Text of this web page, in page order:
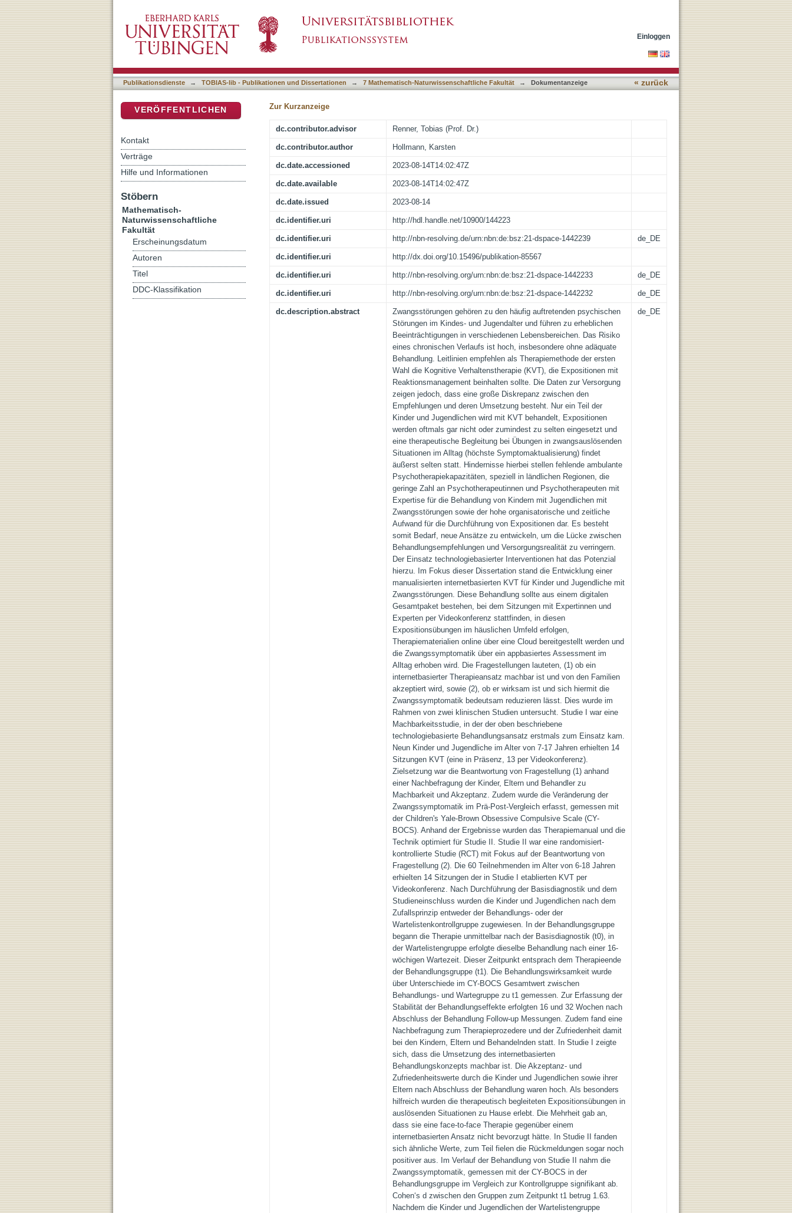
Einloggen
Publikationsdienste → TOBIAS-lib - Publikationen und Dissertationen → 7 Mathematisch-Naturwissenschaftliche Fakultät → Dokumentanzeige « zurück
Zur Kurzanzeige
dc.contributor.advisor Renner, Tobias (Prof. Dr.)
dc.contributor.author Hollmann, Karsten
dc.date.accessioned 2023-08-14T14:02:47Z
dc.date.available 2023-08-14T14:02:47Z
dc.date.issued 2023-08-14
dc.identifier.uri http://hdl.handle.net/10900/144223
dc.identifier.uri http://nbn-resolving.de/urn:nbn:de:bsz:21-dspace-1442239 de_DE
dc.identifier.uri http://dx.doi.org/10.15496/publikation-85567
dc.identifier.uri http://nbn-resolving.org/urn:nbn:de:bsz:21-dspace-1442233 de_DE
dc.identifier.uri http://nbn-resolving.org/urn:nbn:de:bsz:21-dspace-1442232 de_DE
dc.description.abstract
Zwangsstörungen gehören zu den häufig auftretenden psychischen
Störungen im Kindes- und Jugendalter und führen zu erheblichen
Beeinträchtigungen in verschiedenen Lebensbereichen. Das Risiko
eines chronischen Verlaufs ist hoch, insbesondere ohne adäquate
Behandlung. Leitlinien empfehlen als Therapiemethode der ersten
Wahl die Kognitive Verhaltenstherapie (KVT), die Expositionen mit
Reaktionsmanagement beinhalten sollte. Die Daten zur Versorgung
zeigen jedoch, dass eine große Diskrepanz zwischen den
Empfehlungen und deren Umsetzung besteht. Nur ein Teil der
Kinder und Jugendlichen wird mit KVT behandelt, Expositionen
werden oftmals gar nicht oder zumindest zu selten eingesetzt und
eine therapeutische Begleitung bei Übungen in zwangsauslösenden
Situationen im Alltag (höchste Symptomaktualisierung) findet
äußerst selten statt. Hindernisse hierbei stellen fehlende ambulante
Psychotherapiekapazitäten, speziell in ländlichen Regionen, die
geringe Zahl an Psychotherapeutinnen und Psychotherapeuten mit
Expertise für die Behandlung von Kindern mit Jugendlichen mit
Zwangsstörungen sowie der hohe organisatorische und zeitliche
Aufwand für die Durchführung von Expositionen dar. Es besteht
somit Bedarf, neue Ansätze zu entwickeln, um die Lücke zwischen
Behandlungsempfehlungen und Versorgungsrealität zu verringern.
Der Einsatz technologiebasierter Interventionen hat das Potenzial
hierzu. Im Fokus dieser Dissertation stand die Entwicklung einer
manualisierten internetbasierten KVT für Kinder und Jugendliche mit
Zwangsstörungen. Diese Behandlung sollte aus einem digitalen
Gesamtpaket bestehen, bei dem Sitzungen mit Expertinnen und
Experten per Videokonferenz stattfinden, in diesen
Expositionsübungen im häuslichen Umfeld erfolgen,
Therapiematerialien online über eine Cloud bereitgestellt werden und
die Zwangssymptomatik über ein appbasiertes Assessment im
Alltag erhoben wird. Die Fragestellungen lauteten, (1) ob ein
internetbasierter Therapieansatz machbar ist und von den Familien
akzeptiert wird, sowie (2), ob er wirksam ist und sich hiermit die
Zwangssymptomatik bedeutsam reduzieren lässt. Dies wurde im
Rahmen von zwei klinischen Studien untersucht. Studie I war eine
Machbarkeitsstudie, in der der oben beschriebene
technologiebasierte Behandlungsansatz erstmals zum Einsatz kam.
Neun Kinder und Jugendliche im Alter von 7-17 Jahren erhielten 14
Sitzungen KVT (eine in Präsenz, 13 per Videokonferenz).
Zielsetzung war die Beantwortung von Fragestellung (1) anhand
einer Nachbefragung der Kinder, Eltern und Behandler zu
Machbarkeit und Akzeptanz. Zudem wurde die Veränderung der
Zwangssymptomatik im Prä-Post-Vergleich erfasst, gemessen mit
der Children's Yale-Brown Obsessive Compulsive Scale (CY-
BOCS). Anhand der Ergebnisse wurden das Therapiemanual und die
Technik optimiert für Studie II. Studie II war eine randomisiert-
kontrollierte Studie (RCT) mit Fokus auf der Beantwortung von
Fragestellung (2). Die 60 Teilnehmenden im Alter von 6-18 Jahren
erhielten 14 Sitzungen der in Studie I etablierten KVT per
Videokonferenz. Nach Durchführung der Basisdiagnostik und dem
Studieneinschluss wurden die Kinder und Jugendlichen nach dem
Zufallsprinzip entweder der Behandlungs- oder der
Wartelistenkontrollgruppe zugewiesen. In der Behandlungsgruppe
begann die Therapie unmittelbar nach der Basisdiagnostik (t0), in
der Wartelistengruppe erfolgte dieselbe Behandlung nach einer 16-
wöchigen Wartezeit. Dieser Zeitpunkt entsprach dem Therapieende
der Behandlungsgruppe (t1). Die Behandlungswirksamkeit wurde
über Unterschiede im CY-BOCS Gesamtwert zwischen
Behandlungs- und Wartegruppe zu t1 gemessen. Zur Erfassung der
Stabilität der Behandlungseffekte erfolgten 16 und 32 Wochen nach
Abschluss der Behandlung Follow-up Messungen. Zudem fand eine
Nachbefragung zum Therapieprozedere und der Zufriedenheit damit
bei den Kindern, Eltern und Behandelnden statt. In Studie I zeigte
sich, dass die Umsetzung des internetbasierten
Behandlungskonzepts machbar ist. Die Akzeptanz- und
Zufriedenheitswerte durch die Kinder und Jugendlichen sowie ihrer
Eltern nach Abschluss der Behandlung waren hoch. Als besonders
hilfreich wurden die therapeutisch begleiteten Expositionsübungen in
auslösenden Situationen zu Hause erlebt. Die Mehrheit gab an,
dass sie eine face-to-face Therapie gegenüber einem
internetbasierten Ansatz nicht bevorzugt hätte. In Studie II fanden
sich ähnliche Werte, zum Teil fielen die Rückmeldungen sogar noch
positiver aus. Im Verlauf der Behandlung von Studie II nahm die
Zwangssymptomatik, gemessen mit der CY-BOCS in der
Behandlungsgruppe im Vergleich zur Kontrollgruppe signifikant ab.
Cohen‘s d zwischen den Gruppen zum Zeitpunkt t1 betrug 1.63.
Nachdem die Kinder und Jugendlichen der Wartelistengruppe
de_DE
VERÖFFENTLICHEN
Kontakt
Verträge
Hilfe und Informationen
Stöbern
Mathematisch-
Naturwissenschaftliche
Fakultät
Erscheinungsdatum
Autoren
Titel
DDC-Klassifikation